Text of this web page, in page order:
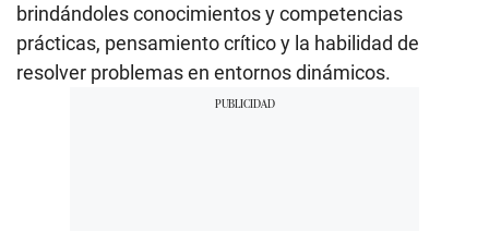
brindándoles conocimientos y competencias
prácticas, pensamiento crítico y la habilidad de
resolver problemas en entornos dinámicos.